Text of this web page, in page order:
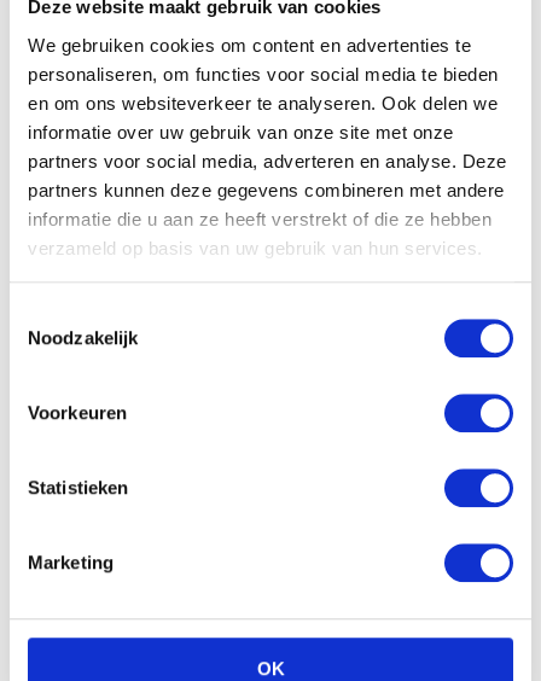
Deze website maakt gebruik van cookies
We gebruiken cookies om content en advertenties te
personaliseren, om functies voor social media te bieden
en om ons websiteverkeer te analyseren. Ook delen we
informatie over uw gebruik van onze site met onze
partners voor social media, adverteren en analyse. Deze
partners kunnen deze gegevens combineren met andere
informatie die u aan ze heeft verstrekt of die ze hebben
verzameld op basis van uw gebruik van hun services.
Noodzakelijk
Voorkeuren
Statistieken
Marketing
OK
Naam*
E-mail*
Pampers Active Fit Midi
Plus 3 44ST
Pampers Simply Dry –
Luiers Maat 5 – Jumbo box
66st